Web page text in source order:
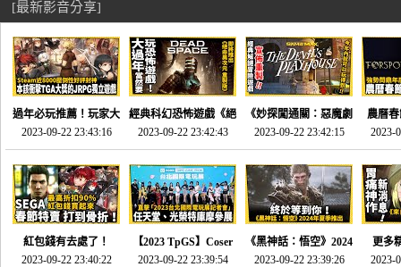
[最新影音分享]
過年必玩推薦！玩家大
推的JRPG神作《神之
天平》介紹！-電玩宅
速配20230126
2023-09-22 23:43:16
經典科幻恐怖遊戲《絕
命異次元 重製版》重
回「石村號」的恐懼體
驗-電玩宅速配
20230125
2023-09-22 23:42:43
《妙探闖通關：惡魔劇
場》將推出「重製
版」!!!今年就能玩到!!-
電玩宅速配20230124
2023-09-22 23:42:15
農曆
SE社
動作角
電玩宅
2023-
紅包錢有去處了！
SEGA春節特賣 超過85
2023-09-22 23:40:22
【2023 TpGS】Coser
和Show Girl搶先看！
2023-09-22 23:39:54
《黑神話：悟空》2024
年夏季推出！確定不會
2023-09-22 23:39:26
更多
《來
2023-